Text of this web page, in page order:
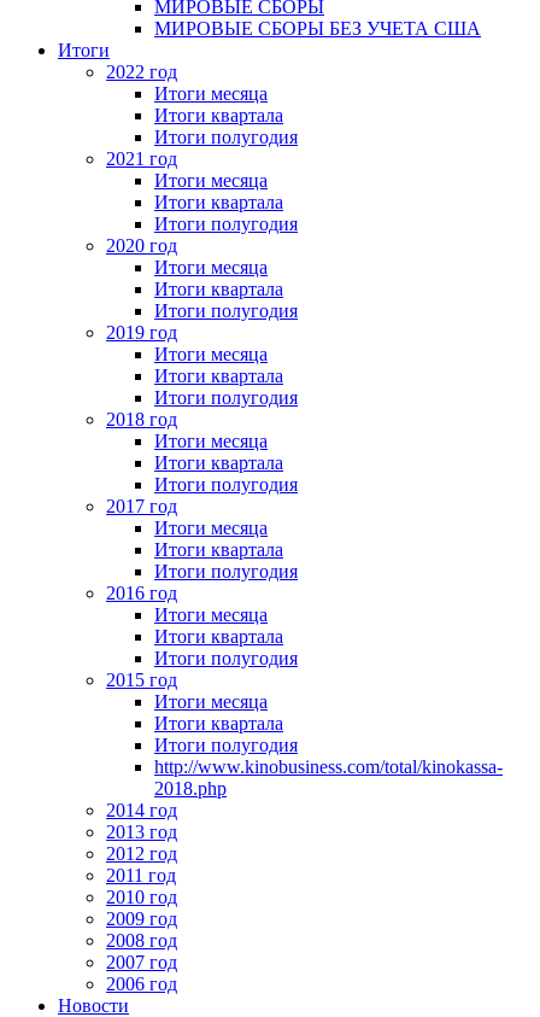
МИРОВЫЕ СБОРЫ
МИРОВЫЕ СБОРЫ БЕЗ УЧЕТА США
Итоги
2022 год
Итоги месяца
Итоги квартала
Итоги полугодия
2021 год
Итоги месяца
Итоги квартала
Итоги полугодия
2020 год
Итоги месяца
Итоги квартала
Итоги полугодия
2019 год
Итоги месяца
Итоги квартала
Итоги полугодия
2018 год
Итоги месяца
Итоги квартала
Итоги полугодия
2017 год
Итоги месяца
Итоги квартала
Итоги полугодия
2016 год
Итоги месяца
Итоги квартала
Итоги полугодия
2015 год
Итоги месяца
Итоги квартала
Итоги полугодия
http://www.kinobusiness.com/total/kinokassa-
2018.php
2014 год
2013 год
2012 год
2011 год
2010 год
2009 год
2008 год
2007 год
2006 год
Новости